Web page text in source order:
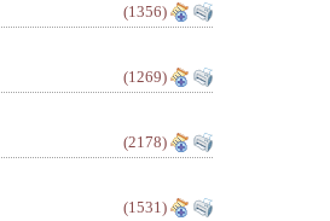
(1356)
(1269)
(2178)
(1531)